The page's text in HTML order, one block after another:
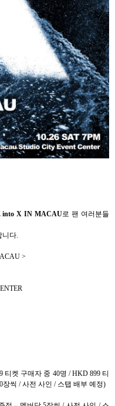
into X IN MACAU로 팬 여러분들
니다
>
티켓 구매자 중 40명 / HKD 899 티
장씩 /사전 사인 / 스탭 배부 예정)